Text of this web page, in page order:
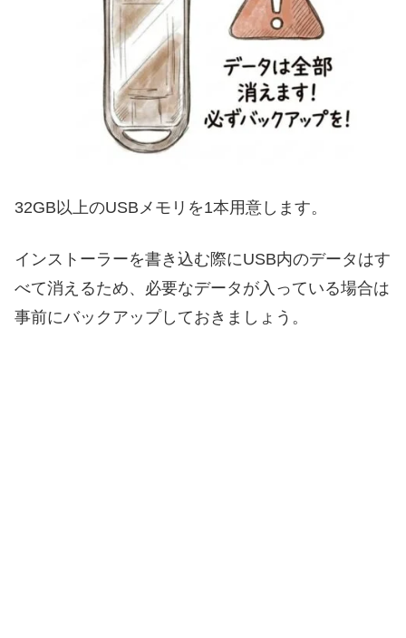
32GB以上のUSBメモリを1本用意します。
インストーラーを書き込む際にUSB内のデータはす
べて消えるため、必要なデータが入っている場合は
事前にバックアップしておきましょう。